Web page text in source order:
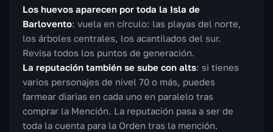
Los huevos aparecen por toda la Isla de
Barlovento: vuela en círculo: las playas del norte,
los árboles centrales, los acantilados del sur.
Revisa todos los puntos de generación.
La reputación también se sube con alts: si tienes
varios personajes de nivel 70 o más, puedes
farmear diarias en cada uno en paralelo tras
comprar la Mención. La reputación pasa a ser de
toda la cuenta para la Orden tras la mención.